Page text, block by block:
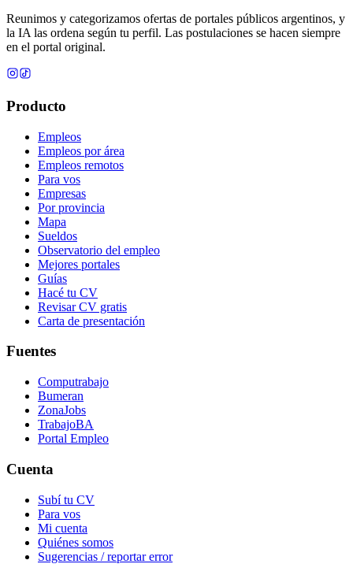
Reunimos y categorizamos ofertas de portales públicos argentinos, y
la IA las ordena según tu perfil. Las postulaciones se hacen siempre
en el portal original.
Producto
Empleos
Empleos por área
Empleos remotos
Para vos
Empresas
Por provincia
Mapa
Sueldos
Observatorio del empleo
Mejores portales
Guías
Hacé tu CV
Revisar CV gratis
Carta de presentación
Fuentes
Computrabajo
Bumeran
ZonaJobs
TrabajoBA
Portal Empleo
Cuenta
Subí tu CV
Para vos
Mi cuenta
Quiénes somos
Sugerencias / reportar error